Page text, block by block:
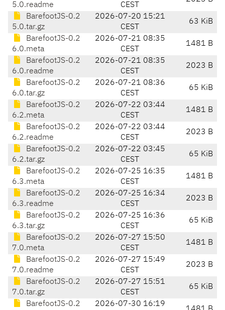
5.0.readme
CEST
BarefootJS-0.2
5.0.tar.gz
2026-07-20 15:21
CEST
63 KiB
BarefootJS-0.2
6.0.meta
2026-07-21 08:35
CEST
1481 B
BarefootJS-0.2
6.0.readme
2026-07-21 08:35
CEST
2023 B
BarefootJS-0.2
6.0.tar.gz
2026-07-21 08:36
CEST
65 KiB
BarefootJS-0.2
6.2.meta
2026-07-22 03:44
CEST
1481 B
BarefootJS-0.2
6.2.readme
2026-07-22 03:44
CEST
2023 B
BarefootJS-0.2
6.2.tar.gz
2026-07-22 03:45
CEST
65 KiB
BarefootJS-0.2
6.3.meta
2026-07-25 16:35
CEST
1481 B
BarefootJS-0.2
6.3.readme
2026-07-25 16:34
CEST
2023 B
BarefootJS-0.2
6.3.tar.gz
2026-07-25 16:36
CEST
65 KiB
BarefootJS-0.2
7.0.meta
2026-07-27 15:50
CEST
1481 B
BarefootJS-0.2
7.0.readme
2026-07-27 15:49
CEST
2023 B
BarefootJS-0.2
7.0.tar.gz
2026-07-27 15:51
CEST
65 KiB
BarefootJS-0.2
2026-07-30 16:19